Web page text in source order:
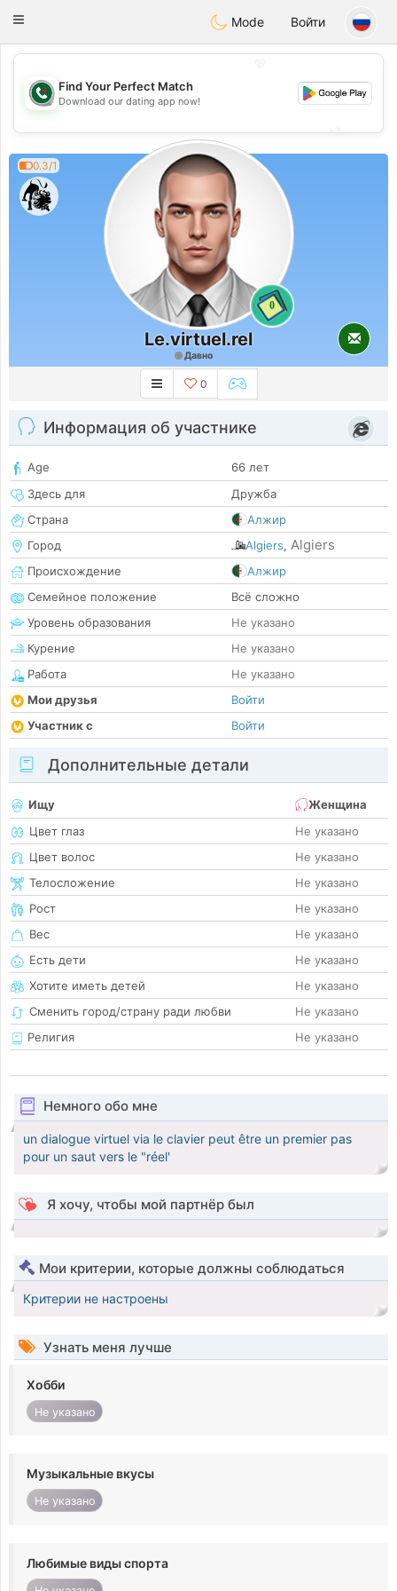
Weshrak
Toggle
Mode Войти
💖
💕
Find Your Perfect Match
Download our dating app now!
0.3/1
0
Le.virtuel.rel
Давно
0
Информация об участнике
Age
66 лет
Здесь для
Дружба
Страна
Алжир
Город
Algiers, Algiers
Происхождение
Алжир
Семейное положение
Всё сложно
Уровень образования
Не указано
Курение
Не указано
Работа
Не указано
Мои друзья
Войти
Участник с
Войти
Дополнительные детали
Ищу
Женщина
Цвет глаз
Не указано
Цвет волос
Не указано
Телосложение
Не указано
Рост
Не указано
Вес
Не указано
Есть дети
Не указано
Хотите иметь детей
Не указано
Сменить город/страну ради любви
Не указано
Религия
Не указано
Немного обо мне
un dialogue virtuel via le clavier peut être un premier pas
pour un saut vers le "réel'
Я хочу, чтобы мой партнёр был
Мои критерии, которые должны соблюдаться
Критерии не настроены
Узнать меня лучше
Хобби
Не указано
Музыкальные вкусы
Не указано
Любимые виды спорта